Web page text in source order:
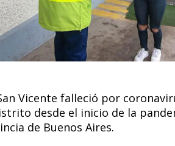
Vicente falleció por
desde el inicio de la
de Buenos Aires.